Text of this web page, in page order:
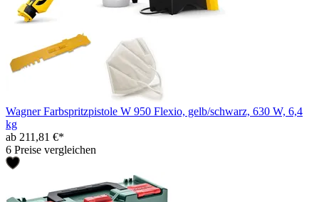
Wagner Farbspritzpistole W 950 Flexio, gelb/schwarz, 630 W, 6,4
kg
ab 211,81 €*
6 Preise vergleichen